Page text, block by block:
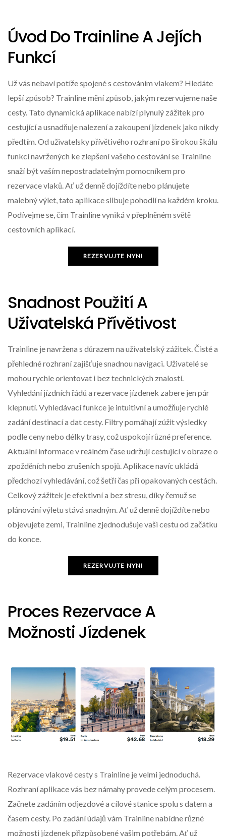
Úvod Do Trainline A Jejích
Funkcí
Už vás nebaví potíže spojené s cestováním vlakem? Hledáte
lepší způsob? Trainline mění způsob, jakým rezervujeme naše
cesty. Tato dynamická aplikace nabízí plynulý zážitek pro
cestující a usnadňuje nalezení a zakoupení jízdenek jako nikdy
předtím. Od uživatelsky přívětivého rozhraní po širokou škálu
funkcí navržených ke zlepšení vašeho cestování se Trainline
snaží být vaším nepostradatelným pomocníkem pro
rezervace vlaků. Ať už denně dojíždíte nebo plánujete
malebný výlet, tato aplikace slibuje pohodlí na každém kroku.
Podívejme se, čím Trainline vyniká v přeplněném světě
cestovních aplikací.
REZERVUJTE NYNI
Snadnost Použití A
Uživatelská Přívětivost
Trainline je navržena s důrazem na uživatelský zážitek. Čisté a
přehledné rozhraní zajišťuje snadnou navigaci. Uživatelé se
mohou rychle orientovat i bez technických znalostí.
Vyhledání jízdních řádů a rezervace jízdenek zabere jen pár
klepnutí. Vyhledávací funkce je intuitivní a umožňuje rychlé
zadání destinací a dat cesty. Filtry pomáhají zúžit výsledky
podle ceny nebo délky trasy, což uspokojí různé preference.
Aktuální informace v reálném čase udržují cestující v obraze o
zpožděních nebo zrušeních spojů. Aplikace navíc ukládá
předchozí vyhledávání, což šetří čas při opakovaných cestách.
Celkový zážitek je efektivní a bez stresu, díky čemuž se
plánování výletu stává snadným. Ať už denně dojíždíte nebo
objevujete zemi, Trainline zjednodušuje vaši cestu od začátku
do konce.
REZERVUJTE NYNI
Proces Rezervace A
Možnosti Jízdenek
Rezervace vlakové cesty s Trainline je velmi jednoduchá.
Rozhraní aplikace vás bez námahy provede celým procesem.
Začnete zadáním odjezdové a cílové stanice spolu s datem a
časem cesty. Po zadání údajů vám Trainline nabídne různé
možnosti jízdenek přizpůsobené vašim potřebám. Ať už